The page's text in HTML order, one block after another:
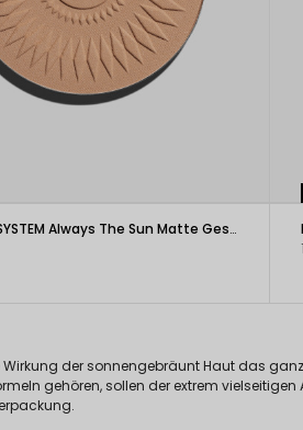
FREEDOM SYSTEM Always The Sun Matte Gesichtsbronzer
der sonnengebräunt Haut das
gehören, sollen der extrem